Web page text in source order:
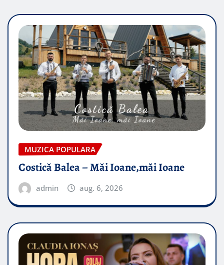
MUZICA POPULARA
Costică Balea – Măi Ioane,măi Ioane
admin aug. 6, 2026